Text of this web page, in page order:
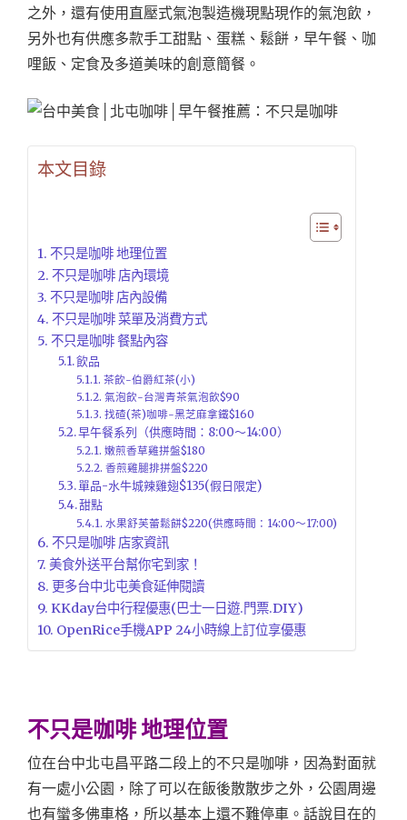
之外，還有使用直壓式氣泡製造機現點現作的氣泡飲，
另外也有供應多款手工甜點、蛋糕、鬆餅，早午餐、咖
哩飯、定食及多道美味的創意簡餐。
本文目錄
不只是咖啡 地理位置
不只是咖啡 店內環境
不只是咖啡 店內設備
不只是咖啡 菜單及消費方式
不只是咖啡 餐點內容
飲品
茶飲-伯爵紅茶(小)
氣泡飲-台灣青茶氣泡飲$90
找碴(茶)咖啡-黑芝麻拿鐵$160
早午餐系列（供應時間：8:00～14:00）
嫩煎香草雞拼盤$180
香煎雞腿排拼盤$220
單品-水牛城辣雞翅$135(假日限定)
甜點
水果舒芙蕾鬆餅$220(供應時間：14:00～17:00)
不只是咖啡 店家資訊
美食外送平台幫你宅到家！
更多台中北屯美食延伸閱讀
KKday台中行程優惠(巴士一日遊.門票.DIY)
OpenRice手機APP 24小時線上訂位享優惠
不只是咖啡 地理位置
位在台中北屯昌平路二段上的不只是咖啡，因為對面就
有一處小公園，除了可以在飯後散散步之外，公園周邊
也有蠻多佛車格，所以基本上還不難停車。話說目在的